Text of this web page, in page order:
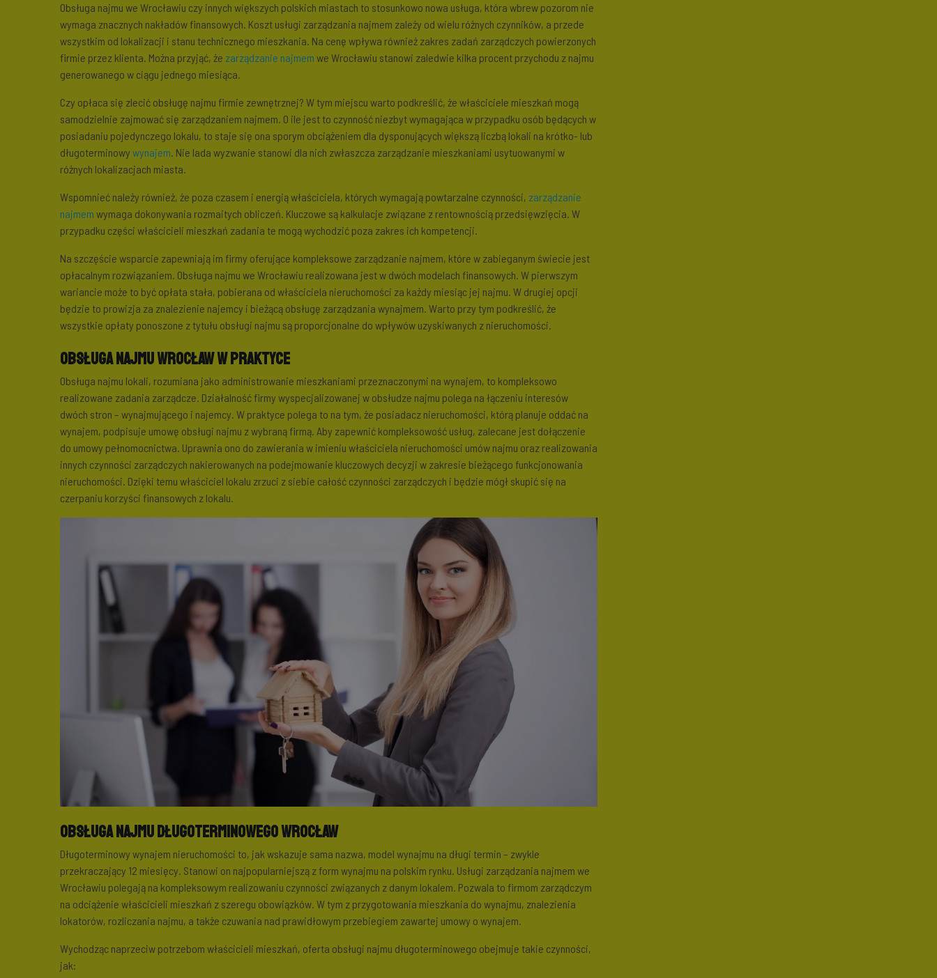
Obsługa najmu we Wrocławiu czy innych większych polskich miastach to stosunkowo nowa usługa, która wbrew pozorom nie
wymaga znacznych nakładów finansowych. Koszt usługi zarządzania najmem zależy od wielu różnych czynników, a przede
wszystkim od lokalizacji i stanu technicznego mieszkania. Na cenę wpływa również zakres zadań zarządczych powierzonych
firmie przez klienta. Można przyjąć, że zarządzanie najmem we Wrocławiu stanowi zaledwie kilka procent przychodu z najmu
generowanego w ciągu jednego miesiąca.
Czy opłaca się zlecić obsługę najmu firmie zewnętrznej? W tym miejscu warto podkreślić, że właściciele mieszkań mogą
samodzielnie zajmować się zarządzaniem najmem. O ile jest to czynność niezbyt wymagająca w przypadku osób będących w
posiadaniu pojedynczego lokalu, to staje się ona sporym obciążeniem dla dysponujących większą liczbą lokali na krótko- lub
długoterminowy wynajem. Nie lada wyzwanie stanowi dla nich zwłaszcza zarządzanie mieszkaniami usytuowanymi w
różnych lokalizacjach miasta.
Wspomnieć należy również, że poza czasem i energią właściciela, których wymagają powtarzalne czynności, zarządzanie
najmem wymaga dokonywania rozmaitych obliczeń. Kluczowe są kalkulacje związane z rentownością przedsięwzięcia. W
przypadku części właścicieli mieszkań zadania te mogą wychodzić poza zakres ich kompetencji.
Na szczęście wsparcie zapewniają im firmy oferujące kompleksowe zarządzanie najmem, które w zabieganym świecie jest
opłacalnym rozwiązaniem. Obsługa najmu we Wrocławiu realizowana jest w dwóch modelach finansowych. W pierwszym
wariancie może to być opłata stała, pobierana od właściciela nieruchomości za każdy miesiąc jej najmu. W drugiej opcji
będzie to prowizja za znalezienie najemcy i bieżącą obsługę zarządzania wynajmem. Warto przy tym podkreślić, że
wszystkie opłaty ponoszone z tytułu obsługi najmu są proporcjonalne do wpływów uzyskiwanych z nieruchomości.
Obsługa najmu Wrocław w praktyce
Obsługa najmu lokali, rozumiana jako administrowanie mieszkaniami przeznaczonymi na wynajem, to kompleksowo
realizowane zadania zarządcze. Działalność firmy wyspecjalizowanej w obsłudze najmu polega na łączeniu interesów
dwóch stron – wynajmującego i najemcy. W praktyce polega to na tym, że posiadacz nieruchomości, którą planuje oddać na
wynajem, podpisuje umowę obsługi najmu z wybraną firmą. Aby zapewnić kompleksowość usług, zalecane jest dołączenie
do umowy pełnomocnictwa. Uprawnia ono do zawierania w imieniu właściciela nieruchomości umów najmu oraz realizowania
innych czynności zarządczych nakierowanych na podejmowanie kluczowych decyzji w zakresie bieżącego funkcjonowania
nieruchomości. Dzięki temu właściciel lokalu zrzuci z siebie całość czynności zarządczych i będzie mógł skupić się na
czerpaniu korzyści finansowych z lokalu.
Obsługa najmu długoterminowego Wrocław
Długoterminowy wynajem nieruchomości to, jak wskazuje sama nazwa, model wynajmu na długi termin – zwykle
przekraczający 12 miesięcy. Stanowi on najpopularniejszą z form wynajmu na polskim rynku. Usługi zarządzania najmem we
Wrocławiu polegają na kompleksowym realizowaniu czynności związanych z danym lokalem. Pozwala to firmom zarządczym
na odciążenie właścicieli mieszkań z szeregu obowiązków. W tym z przygotowania mieszkania do wynajmu, znalezienia
lokatorów, rozliczania najmu, a także czuwania nad prawidłowym przebiegiem zawartej umowy o wynajem.
Wychodząc naprzeciw potrzebom właścicieli mieszkań, oferta obsługi najmu długoterminowego obejmuje takie czynności,
jak: